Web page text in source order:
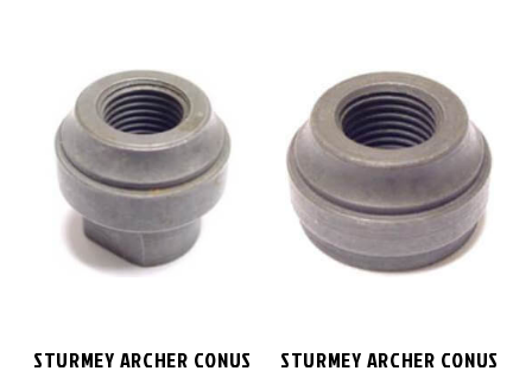
STURMEY ARCHER CONUS STURMEY ARCHER CONUS